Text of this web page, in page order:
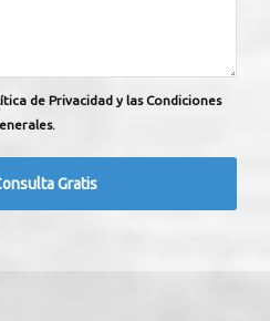
de Privacidad y las Condiciones